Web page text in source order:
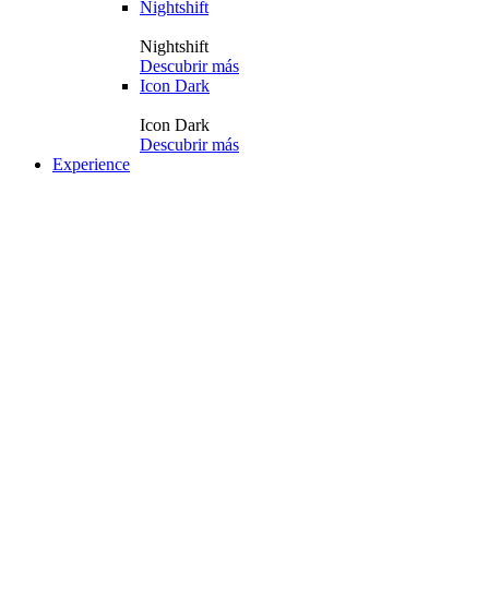
Nightshift
Nightshift
Descubrir más
Icon Dark
Icon Dark
Descubrir más
Experience